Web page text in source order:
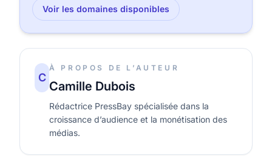
Voir les domaines disponibles
C
À PROPOS DE L’AUTEUR
Camille Dubois
Rédactrice PressBay spécialisée dans la
croissance d’audience et la monétisation des
médias.